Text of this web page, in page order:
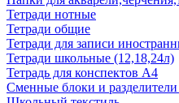
Тетради нотные
Тетради общие
Тетради для записи
Тетради школьные (12,18,24л)
Тетрадь для конспектов А4
Сменные блоки и разделители